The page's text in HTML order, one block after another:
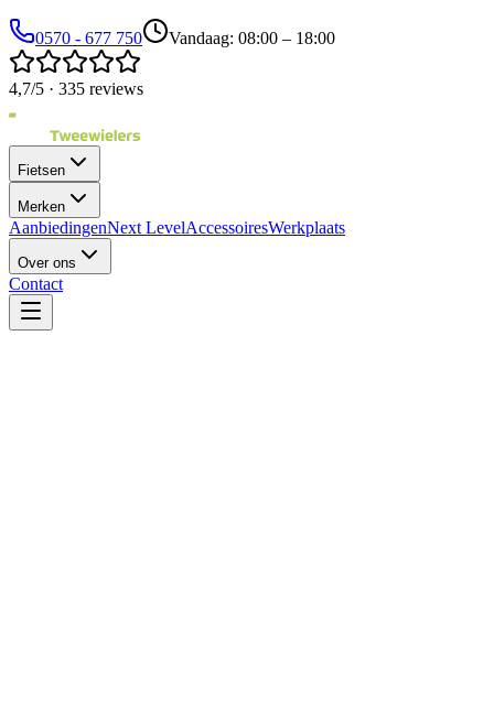
0570 - 677 750 Vandaag: 08:00 – 18:00
4,7/5 · 335 reviews
Fietsen
Merken
AanbiedingenNext LevelAccessoiresWerkplaats
Over ons
Contact